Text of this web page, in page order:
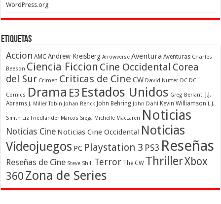
WordPress.org
Etiquetas
Accion AMC Andrew Kreisberg Arrowverse Aventura Aventuras Charles
Beeson Ciencia Ficcion Cine Occidental Corea
del Sur Crimen Criticas de Cine CW David Nutter DC DC
Comics Drama E3 Estados Unidos Greg Berlanti
J.J.
Abrams J. Miller Tobin Johan Renck John Behring John Dahl Kevin Williamson L.J.
Smith Liz Friedlander Marcos Siega Michelle MacLaren Noticias
Noticias Cine Noticias Cine Occidental Noticias
Videojuegos PC Playstation 3 PS3 Reseñas
Reseñas de Cine Steve Shill Terror The CW ThrillerXbox
360 Zona de Series